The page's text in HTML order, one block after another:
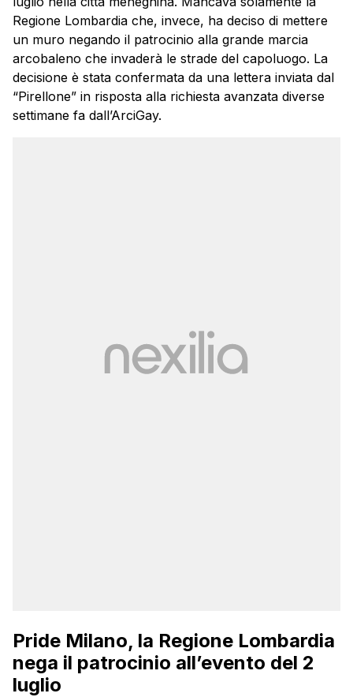
Regione Lombardia che, invece, ha deciso di mettere
un muro negando il patrocinio alla grande marcia
arcobaleno che invaderà le strade del capoluogo. La
decisione è stata confermata da una lettera inviata dal
“Pirellone” in risposta alla richiesta avanzata diverse
settimane fa dall’ArciGay.
Pride Milano, la Regione Lombardia
nega il patrocinio all’evento del 2
luglio